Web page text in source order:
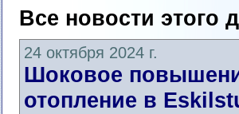
Все новости этого
24 октября 2024 г.
Шоковое
отопление в